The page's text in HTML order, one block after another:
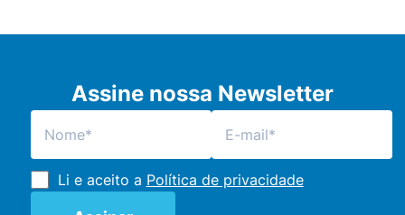
Assine nossa Newsletter
Li e aceito a Política de privacidade